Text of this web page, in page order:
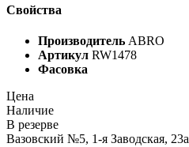
Свойства
Производитель ABRO
Артикул RW1478
Фасовка
Цена
Наличие
В резерве
Вазовский №5, 1-я Заводская, 23а